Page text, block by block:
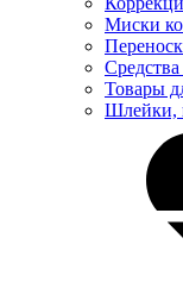
Миски
Средства
Товары
Шлейки,